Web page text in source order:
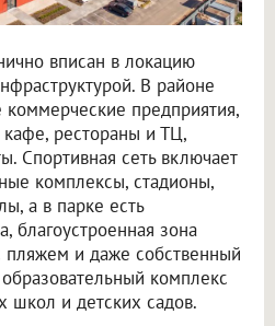
вписан в локацию
В районе
предприятия,
рестораны и ТЦ,
Спортивная сеть включает
комплексы, стадионы,
а в парке есть
благоустроенная зона
пляжем и даже собственный
комплекс
школ и детских садов.